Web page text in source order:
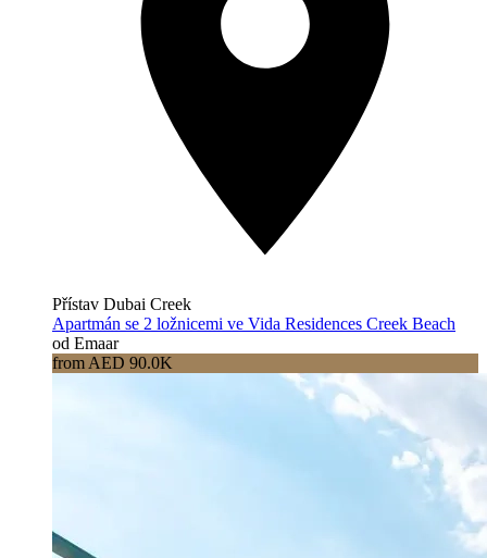
Přístav Dubai Creek
Apartmán se 2 ložnicemi ve Vida Residences Creek Beach
od Emaar
from AED 90.0K